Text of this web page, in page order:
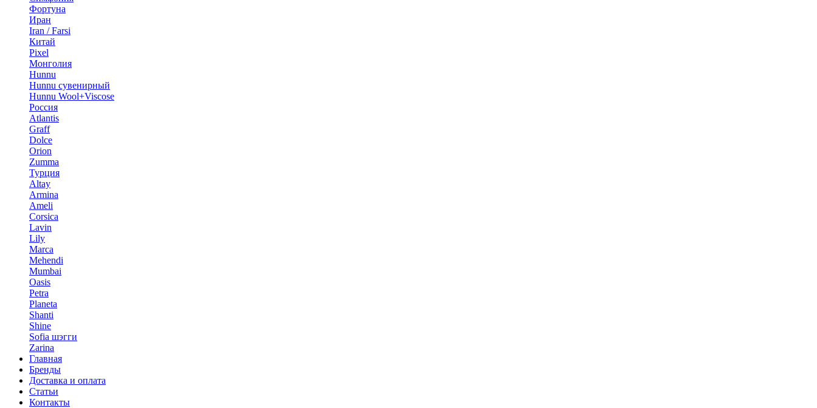
Фортуна
Иран
Iran / Farsi
Китай
Pixel
Монголия
Hunnu
Hunnu сувенирный
Hunnu Wool+Viscose
Россия
Atlantis
Graff
Dolce
Orion
Zumma
Турция
Altay
Armina
Ameli
Corsica
Lavin
Lily
Marca
Mehendi
Mumbai
Oasis
Petra
Planeta
Shanti
Shine
Sofia шэгги
Zarina
Главная
Бренды
Доставка и оплата
Статьи
Контакты